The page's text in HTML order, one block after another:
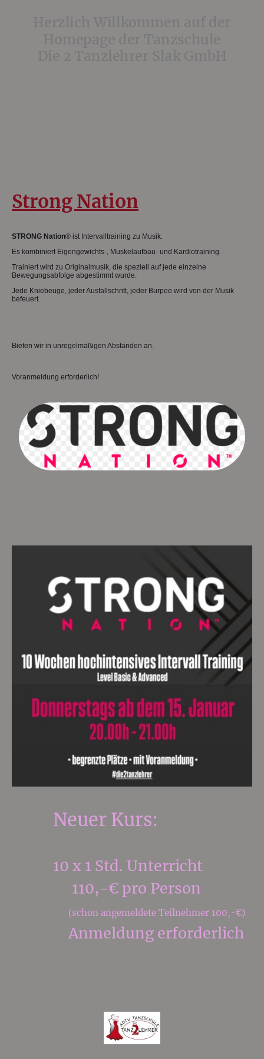
Strong Nation
STRONG Nation® ist Intervalltraining zu Musik.
Es kombiniert Eigengewichts-, Muskelaufbau- und Kardiotraining.
Trainiert wird zu Originalmusik, die speziell auf jede einzelne
Bewegungsabfolge abgestimmt wurde.
Jede Kniebeuge, jeder Ausfallschritt, jeder Burpee wird von der Musik
befeuert.
Bieten wir in unregelmäßigen Abständen an.
Voranmeldung erforderlich!
Neuer Kurs:
10 x 1 Std. Unterricht
110,-€ pro Person
(schon angemeldete Teilnehmer 100,-€)
Anmeldung erforderlich